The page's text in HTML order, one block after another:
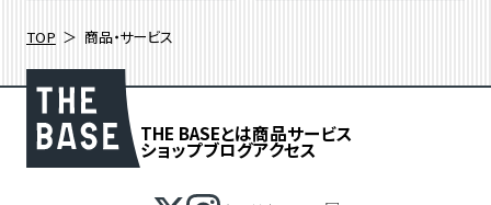
TOP 商品・サービス
THE BASEとは商品サービス
ショップブログアクセス